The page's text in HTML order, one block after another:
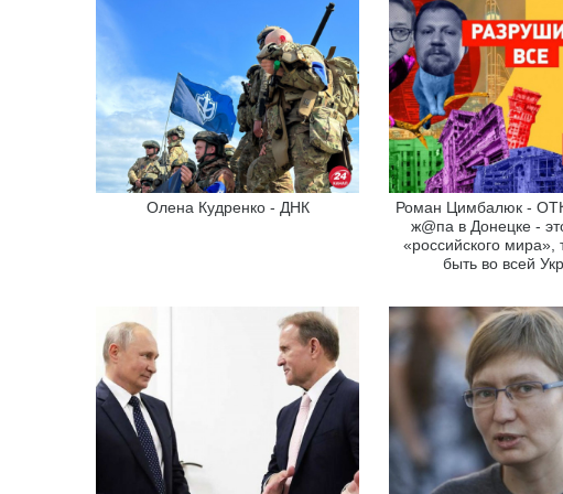
Олена Кудренко - ДНК
Роман Цимбалюк -
ж@па в Донецке -
«российского мира»,
быть во всей